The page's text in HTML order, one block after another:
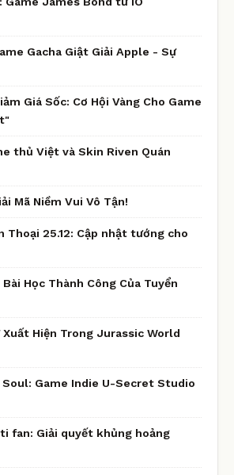
Gacha Giật Giải Apple - Sự
Giá Sốc: Cơ Hội Vàng Cho Game
thủ Việt và Skin Riven Quán
Mã Niềm Vui Vô Tận!
Thoại 25.12: Cập nhật tướng cho
Học Thành Công Của Tuyển
Xuất Hiện Trong Jurassic World
Game Indie U-Secret Studio
fan: Giải quyết khủng hoảng